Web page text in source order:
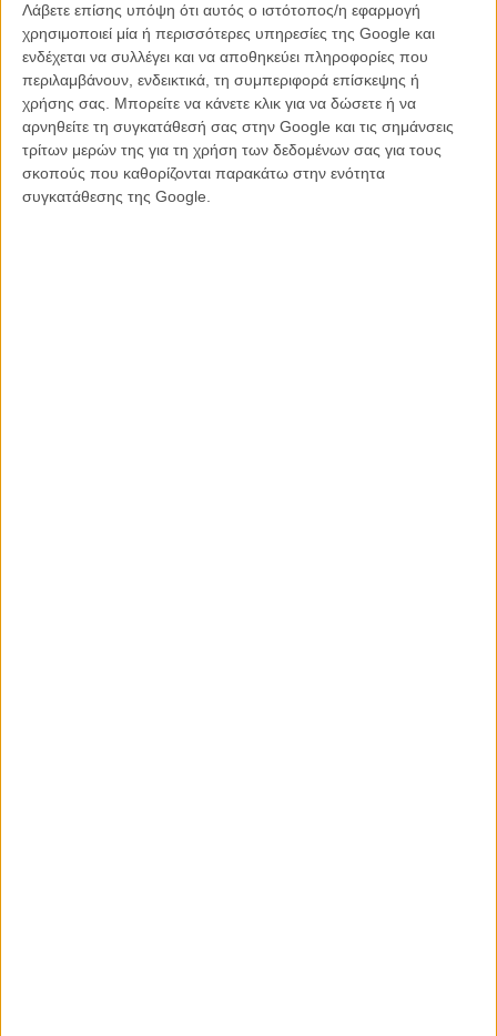
Λάβετε επίσης υπόψη ότι αυτός ο ιστότοπος/η εφαρμογή
χρησιμοποιεί μία ή περισσότερες υπηρεσίες της Google και
ενδέχεται να συλλέγει και να αποθηκεύει πληροφορίες που
περιλαμβάνουν, ενδεικτικά, τη συμπεριφορά επίσκεψης ή
χρήσης σας. Μπορείτε να κάνετε κλικ για να δώσετε ή να
αρνηθείτε τη συγκατάθεσή σας στην Google και τις σημάνσεις
τρίτων μερών της για τη χρήση των δεδομένων σας για τους
σκοπούς που καθορίζονται παρακάτω στην ενότητα
συγκατάθεσης της Google.
Ωστόσο, από τη μια πλευρά, τις ψηφίδες αυτού του σύμπαντος, ο
Γόδας δεν βρίσκει τον τρόπο να τις δομήσει σ' ένα συγκροτημένο
σύνολο, αφήνοντάς τες, ατάκτως ερριμμένες, να ξεκινούν μια
αφήγηση που μας προσπερνά και συνεχίζει για άγνωστη διαδρομή.
Κι από την άλλη, άγνωστο αν σκόπιμα ή από αδυναμία, η ιδεολογία
τής ταινίας είναι τόσο συνδεδεμένη με τη θρησκεία, μάλιστα την
ορθόδοξη χριστιανική, με το θαύμα, με τον προστάτη Θεό που
τιμώρησε τους άπιστους με μια πανανθρώπινη καταστροφή, που,
σιγά-σιγά, το σημείο επικοινωνίας με την ταινία χάνεται στη σφαίρα